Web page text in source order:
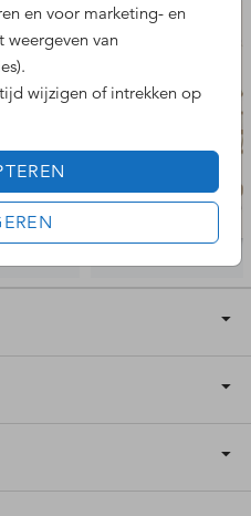
en voor marketing- en
van
wijzigen of intrekken op